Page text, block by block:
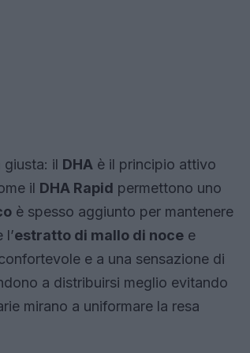
giusta: il DHA è il principio attivo
il DHA Rapid permettono uno
è spesso aggiunto per mantenere
estratto di mallo di noce e
e a una sensazione di
a distribuirsi meglio evitando
mirano a uniformare la resa